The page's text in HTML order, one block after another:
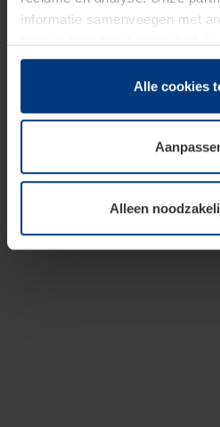
informatie samenvoegen met
hun diensten hebben
Juridisch hebben wij het recht
van deze pagina's absoluut
soorten cookies is uw
toestemming kunt u op elk
wijzigen of herroepen.
Alle cookies
Alleen